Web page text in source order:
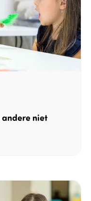
andere niet